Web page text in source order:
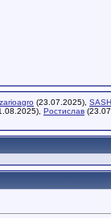
(23.07.2025),
Ростислав